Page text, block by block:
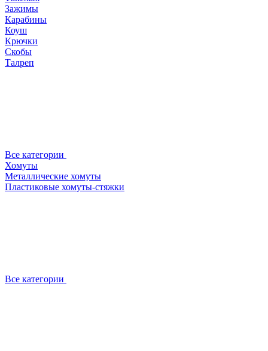
Зажимы
Карабины
Коуш
Крючки
Скобы
Талреп
Все категории
Хомуты
Металлические хомуты
Пластиковые хомуты-стяжки
Все категории